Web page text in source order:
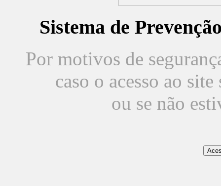
Sistema de
Por motivos de
caso o acesso ao
ou se não